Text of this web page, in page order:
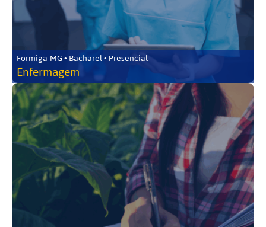
Formiga-MG • Bacharel • Presencial
Enfermagem